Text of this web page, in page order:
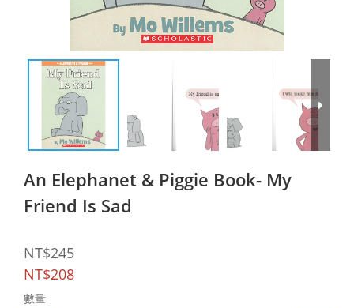
An Elephanet & Piggie Book- My
Friend Is Sad
NT$245
NT$208
數量